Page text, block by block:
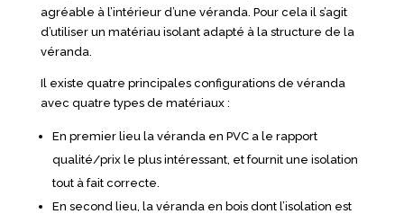
agréable à l’intérieur d’une véranda. Pour cela il s’agit
d’utiliser un matériau isolant adapté à la structure de la
véranda.
Il existe quatre principales configurations de véranda
avec quatre types de matériaux :
En premier lieu la véranda en PVC a le rapport
qualité/prix le plus intéressant, et fournit une isolation
tout à fait correcte.
En second lieu, la véranda en bois dont l’isolation est